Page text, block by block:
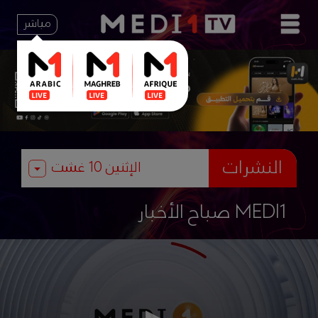
مباشر
النشرات
صباح الأخبار MEDI1